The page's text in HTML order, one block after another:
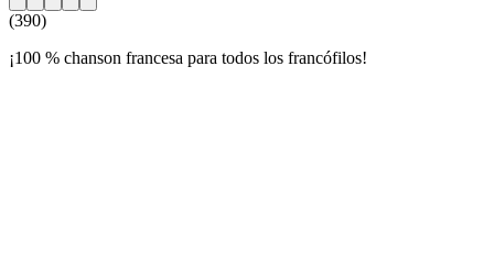
(390)
¡100 % chanson francesa para todos los francófilos!